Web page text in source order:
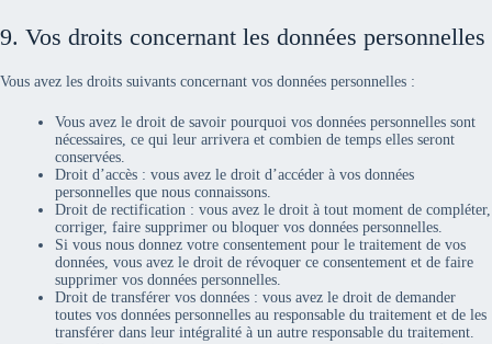
9. Vos droits concernant les données personnelles
Vous avez les droits suivants concernant vos données personnelles :
Vous avez le droit de savoir pourquoi vos données personnelles sont
nécessaires, ce qui leur arrivera et combien de temps elles seront
conservées.
Droit d’accès : vous avez le droit d’accéder à vos données
personnelles que nous connaissons.
Droit de rectification : vous avez le droit à tout moment de compléter,
corriger, faire supprimer ou bloquer vos données personnelles.
Si vous nous donnez votre consentement pour le traitement de vos
données, vous avez le droit de révoquer ce consentement et de faire
supprimer vos données personnelles.
Droit de transférer vos données : vous avez le droit de demander
toutes vos données personnelles au responsable du traitement et de les
transférer dans leur intégralité à un autre responsable du traitement.